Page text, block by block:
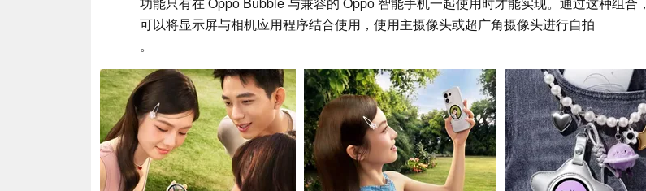
可以将显示屏与相机应用程序结合使用，使用主摄像头或超广角摄像头进行自拍
。